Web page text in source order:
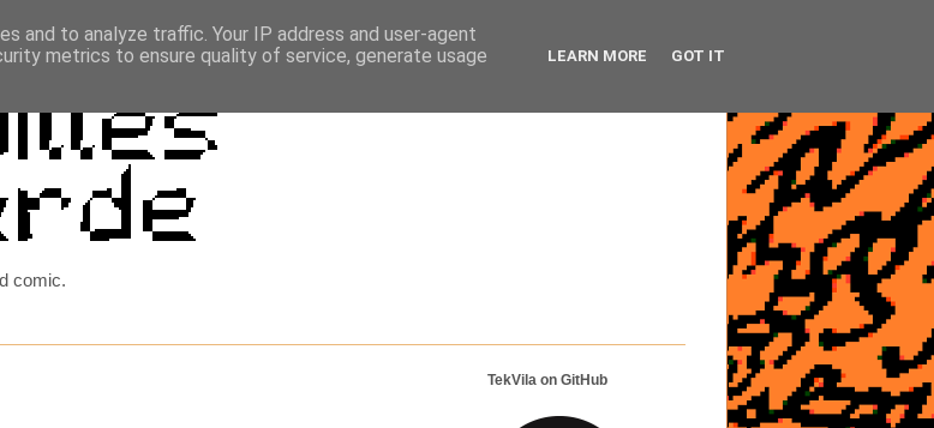
comic.
TekVila on GitHub
and to analyze traffic. Your IP address and user-agent
metrics to ensure quality of service, generate usage
LEARN MORE GOT IT